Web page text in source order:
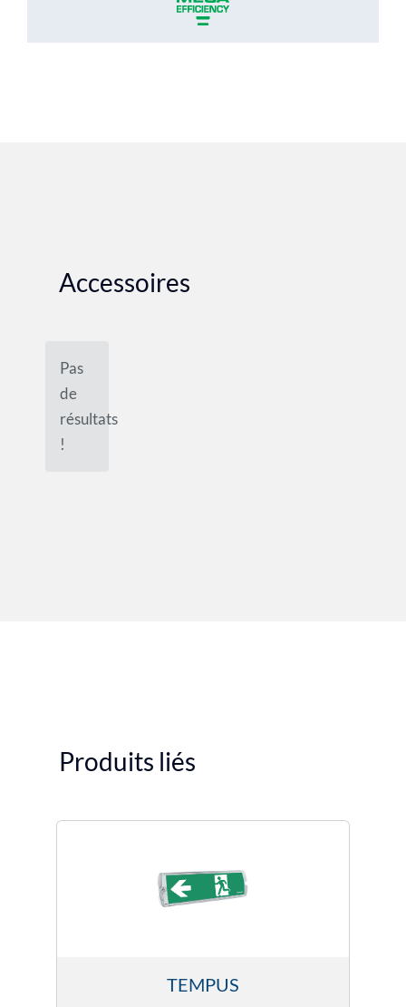
Accessoires
Pas
de
résultats
!
Produits liés
TEMPUS